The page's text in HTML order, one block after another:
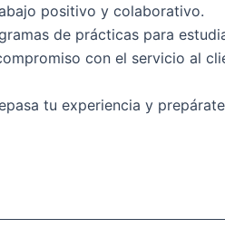
positivo y colaborativo.
de prácticas para
con el servicio al
tu experiencia y